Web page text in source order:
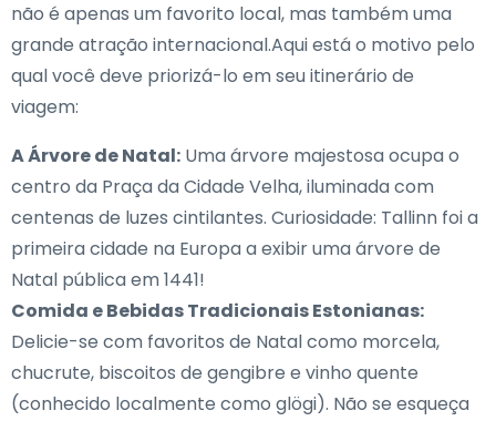
não é apenas um favorito local, mas também uma
grande atração internacional.Aqui está o motivo pelo
qual você deve priorizá-lo em seu itinerário de
viagem:
A Árvore de Natal: Uma árvore majestosa ocupa o
centro da Praça da Cidade Velha, iluminada com
centenas de luzes cintilantes. Curiosidade: Tallinn foi a
primeira cidade na Europa a exibir uma árvore de
Natal pública em 1441!
Comida e Bebidas Tradicionais Estonianas:
Delicie-se com favoritos de Natal como morcela,
chucrute, biscoitos de gengibre e vinho quente
(conhecido localmente como glögi). Não se esqueça